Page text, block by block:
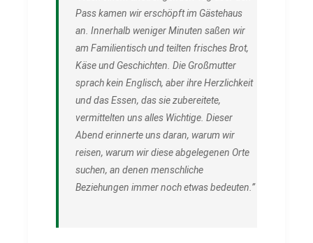
Pass kamen wir erschöpft im Gästehaus
an. Innerhalb weniger Minuten saßen wir
am Familientisch und teilten frisches Brot,
Käse und Geschichten. Die Großmutter
sprach kein Englisch, aber ihre Herzlichkeit
und das Essen, das sie zubereitete,
vermittelten uns alles Wichtige. Dieser
Abend erinnerte uns daran, warum wir
reisen, warum wir diese abgelegenen Orte
suchen, an denen menschliche
Beziehungen immer noch etwas bedeuten.”